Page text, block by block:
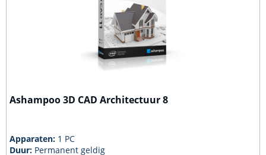
Ashampoo 3D CAD Architectuur 8
Apparaten: 1 PC
Duur: Permanent geldig